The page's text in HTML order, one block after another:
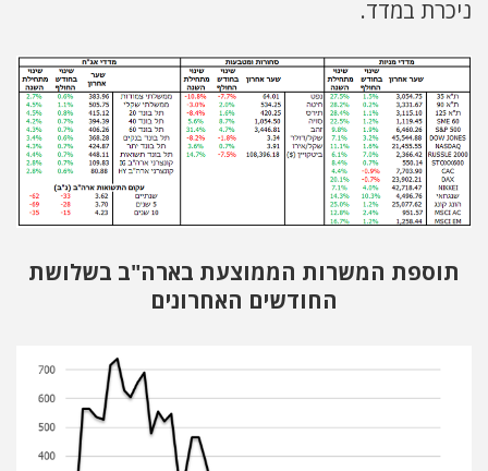
ניכרת במדד.
תוספת המשרות הממוצעת בארה"ב בשלושת
החודשים האחרונים